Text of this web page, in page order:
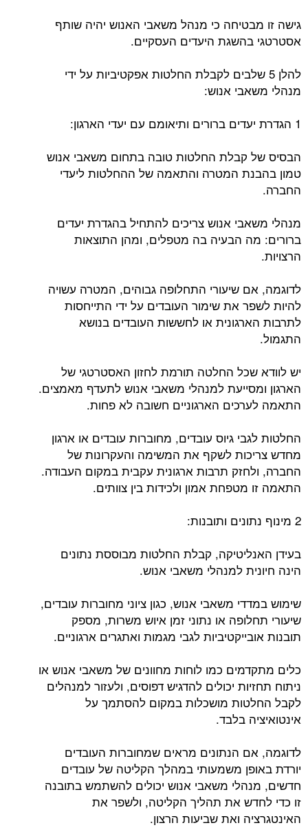
גישה זו מבטיחה כי מנהל משאבי האנוש יהיה שותף
אסטרטגי בהשגת היעדים העסקיים.
להלן 5 שלבים לקבלת החלטות אפקטיביות על ידי
מנהלי משאבי אנוש:
1 הגדרת יעדים ברורים ותיאומם עם יעדי הארגון:
הבסיס של קבלת החלטות טובה בתחום משאבי אנוש
טמון בהבנת המטרה והתאמה של ההחלטות ליעדי
החברה.
מנהלי משאבי אנוש צריכים להתחיל בהגדרת יעדים
ברורים: מה הבעיה בה מטפלים, ומהן התוצאות
הרצויות.
לדוגמה, אם שיעורי התחלופה גבוהים, המטרה עשויה
להיות לשפר את שימור העובדים על ידי התייחסות
לתרבות הארגונית או לחששות העובדים בנושא
התגמול.
יש לוודא שכל החלטה תורמת לחזון האסטרטגי של
הארגון ומסייעת למנהלי משאבי אנוש לתעדף מאמצים.
התאמה לערכים הארגוניים חשובה לא פחות.
החלטות לגבי גיוס עובדים, מחוברות עובדים או ארגון
מחדש צריכות לשקף את המשימה והעקרונות של
החברה, ולחזק תרבות ארגונית עקבית במקום העבודה.
התאמה זו מטפחת אמון ולכידות בין צוותים.
2 מינוף נתונים ותובנות:
בעידן האנליטיקה, קבלת החלטות מבוססת נתונים
הינה חיונית למנהלי משאבי אנוש.
שימוש במדדי משאבי אנוש, כגון ציוני מחוברות עובדים,
שיעורי תחלופה או נתוני זמן איוש משרות, מספק
תובנות אובייקטיביות לגבי מגמות ואתגרים ארגוניים.
כלים מתקדמים כמו לוחות מחוונים של משאבי אנוש או
ניתוח תחזיות יכולים להדגיש דפוסים, ולעזור למנהלים
לקבל החלטות מושכלות במקום להסתמך על
אינטואיציה בלבד.
לדוגמה, אם הנתונים מראים שמחוברות העובדים
יורדת באופן משמעותי במהלך הקליטה של עובדים
חדשים, מנהלי משאבי אנוש יכולים להשתמש בתובנה
זו כדי לחדש את תהליך הקליטה, ולשפר את
האינטגרציה ואת שביעות הרצון.